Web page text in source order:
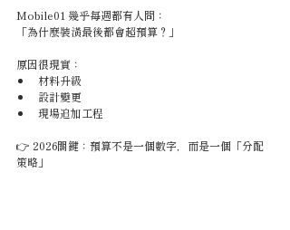
Mobile01 幾乎每週都有人問：
「為什麼裝潢最後都會超預算？」
原因很現實：
材料升級
設計變更
現場追加工程
👉 2026關鍵：預算不是一個數字，而是一個「分配
策略」